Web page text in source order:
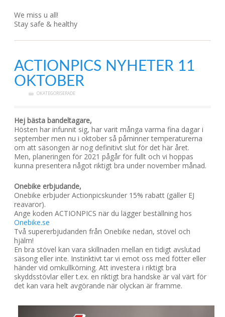
We miss u all!
Stay safe & healthy
ACTIONPICS NYHETER 11
OKTOBER
OKATEGORISERADE
Hej bästa bandeltagare,
Hösten har infunnit sig, har varit många varma fina dagar i
september men nu i oktober så påminner temperaturerna
om att säsongen är nog definitivt slut för det här året.
Men, planeringen för 2021 pågår för fullt och vi hoppas
kunna presentera något riktigt bra under november månad.
Onebike erbjudande,
Onebike erbjuder Actionpicskunder 15% rabatt (gäller EJ
reavaror).
Ange koden ACTIONPICS när du lägger beställning hos
Onebike.se
Två supererbjudanden från Onebike nedan, stövel och
hjälm!
En bra stövel kan vara skillnaden mellan en tidigt avslutad
säsong eller inte. Instinktivt tar vi emot oss med fötter eller
händer vid omkullkörning. Att investera i riktigt bra
skyddsstövlar eller t.ex. en riktigt bra handske är väl värt för
det kan vara helt avgörande när olyckan är framme.